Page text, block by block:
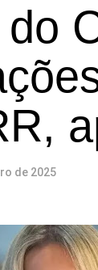
do
de 2025